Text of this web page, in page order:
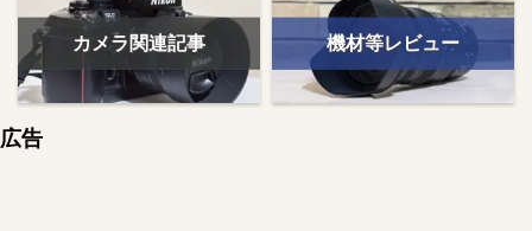
カメラ関連記事 機材等レビュー
広告